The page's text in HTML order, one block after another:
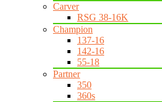
Carver
RSG 38-16K
Champion
137-16
142-16
55-18
Partner
350
360s